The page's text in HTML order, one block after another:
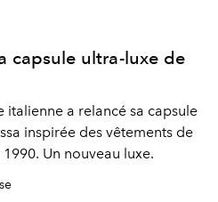
capsule ultra-luxe de
italienne a relancé sa capsule
inspirée des vêtements de
Un nouveau luxe.